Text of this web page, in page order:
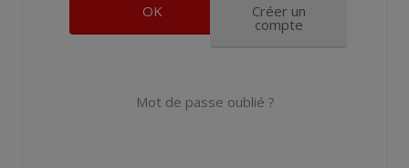
Créer un
compte
Mot de passe oublié ?